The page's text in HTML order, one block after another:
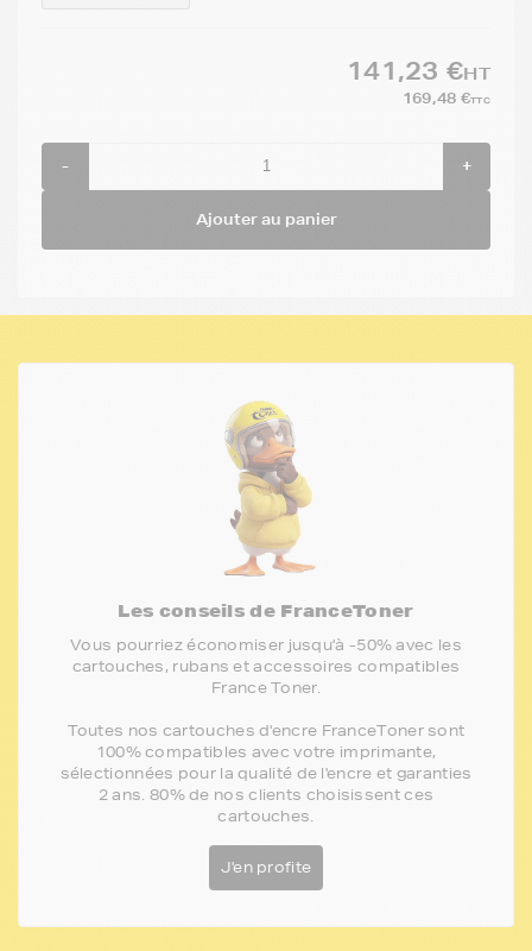
141,23 €HT
169,48 €TTC
- +
Ajouter au panier
Les conseils de FranceToner
Vous pourriez économiser jusqu'à -50% avec les
cartouches, rubans et accessoires compatibles
France Toner.
Toutes nos cartouches d'encre FranceToner sont
100% compatibles avec votre imprimante,
sélectionnées pour la qualité de l'encre et garanties
2 ans. 80% de nos clients choisissent ces
cartouches.
J'en profite